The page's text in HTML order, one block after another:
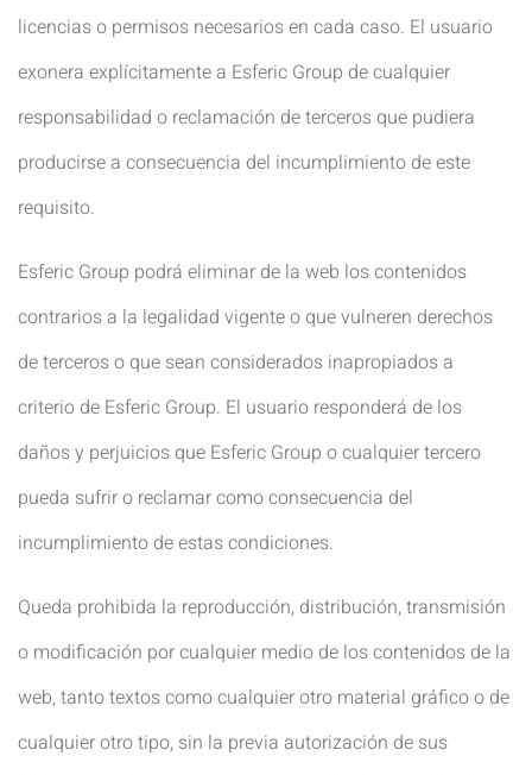
licencias o permisos necesarios en cada caso. El usuario
exonera explícitamente a Esferic Group de cualquier
responsabilidad o reclamación de terceros que pudiera
producirse a consecuencia del incumplimiento de este
requisito.
Esferic Group podrá eliminar de la web los contenidos
contrarios a la legalidad vigente o que vulneren derechos
de terceros o que sean considerados inapropiados a
criterio de Esferic Group. El usuario responderá de los
daños y perjuicios que Esferic Group o cualquier tercero
pueda sufrir o reclamar como consecuencia del
incumplimiento de estas condiciones.
Queda prohibida la reproducción, distribución, transmisión
o modificación por cualquier medio de los contenidos de la
web, tanto textos como cualquier otro material gráfico o de
cualquier otro tipo, sin la previa autorización de sus